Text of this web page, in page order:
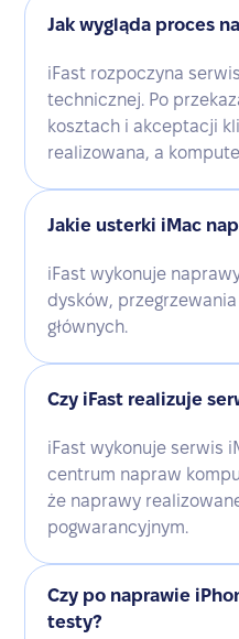
Jak wygląda proces
iFast rozpoczyna
technicznej. Po
kosztach i akceptacji
realizowana, a
Jakie usterki iMac
iFast wykonuje
dysków,
głównych.
Czy iFast realizuje
iFast wykonuje serwis
centrum napraw
że naprawy
pogwarancyjnym.
Czy po naprawie
testy?